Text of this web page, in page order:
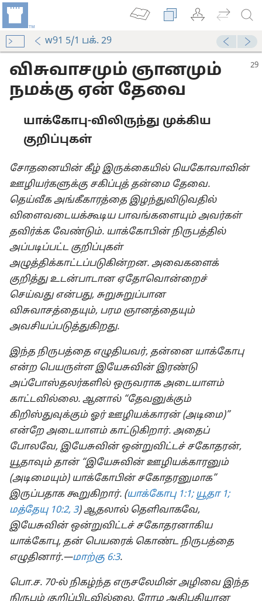
w91 5/1 பக். 29
விசுவாசமும் ஞானமும்
நமக்கு ஏன் தேவை
யாக்கோபு-விலிருந்து முக்கிய
குறிப்புகள்
சோதனையின் கீழ் இருக்கையில் யெகோவாவின்
ஊழியர்களுக்கு சகிப்புத் தன்மை தேவை.
தெய்வீக அங்கீகாரத்தை இழந்துவிடுவதில்
விளைவடையக்கூடிய பாவங்களையும் அவர்கள்
தவிர்க்க வேண்டும். யாக்கோபின் நிருபத்தில்
அப்படிப்பட்ட குறிப்புகள்
அழுத்திக்காட்டப்படுகின்றன. அவைகளைக்
குறித்து உடன்பாடான ஏதோவொன்றைச்
செய்வது என்பது, சுறுசுறுப்பான
விசுவாசத்தையும், பரம ஞானத்தையும்
அவசியப்படுத்துகிறது.
இந்த நிருபத்தை எழுதியவர், தன்னை யாக்கோபு
என்ற பெயருள்ள இயேசுவின் இரண்டு
அப்போஸ்தலர்களில் ஒருவராக அடையாளம்
காட்டவில்லை. ஆனால் “தேவனுக்கும்
கிறிஸ்துவுக்கும் ஓர் ஊழியக்காரன் (அடிமை)”
என்றே அடையாளம் காட்டுகிறார். அதைப்
போலவே, இயேசுவின் ஒன்றுவிட்டச் சகோதரன்,
யூதாவும் தான் “இயேசுவின் ஊழியக்காரனும்
(அடிமையும்) யாக்கோபின் சகோதரனுமாக”
இருப்பதாக கூறுகிறார். (யாக்கோபு 1:1; யூதா 1;
மத்தேயு 10:2, 3) ஆதலால் தெளிவாகவே,
இயேசுவின் ஒன்றுவிட்டச் சகோதரனாகிய
யாக்கோபு, தன் பெயரைக் கொண்ட நிருபத்தை
எழுதினார்.—மாற்கு 6:3.
பொ.ச. 70-ல் நிகழ்ந்த எருசலேமின் அழிவை இந்த
நிருபம் குறிப்பிடவில்லை. ரோம அதிபதியான